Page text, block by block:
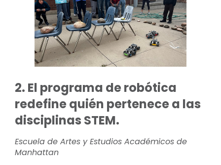
2. El programa de robótica
redefine quién pertenece a las
disciplinas STEM.
Escuela de Artes y Estudios Académicos de
Manhattan